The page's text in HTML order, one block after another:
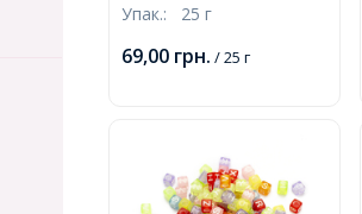
близько 190шт/25г
Упак.: 25 г
69,00 грн. / 25 г